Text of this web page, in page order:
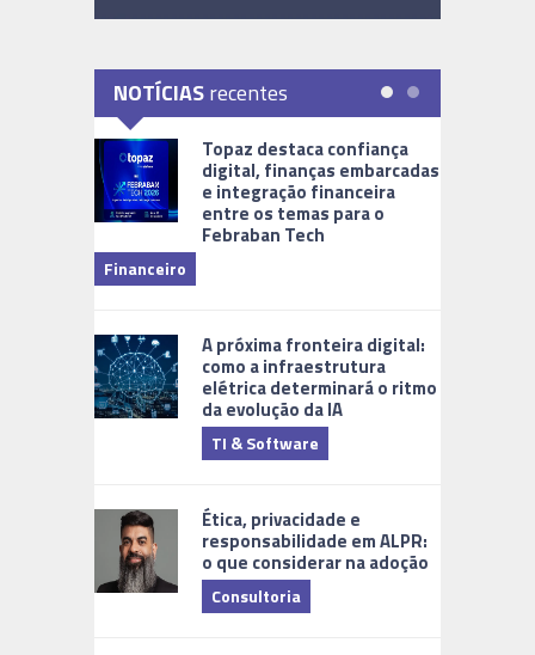
NOTÍCIASrecentes
Topaz destaca confiança
digital, finanças embarcadas
e integração financeira
entre os temas para o
Febraban Tech
Financeiro
A próxima fronteira digital:
como a infraestrutura
elétrica determinará o ritmo
da evolução da IA
TI & Software
Ética, privacidade e
responsabilidade em ALPR:
o que considerar na adoção
Consultoria